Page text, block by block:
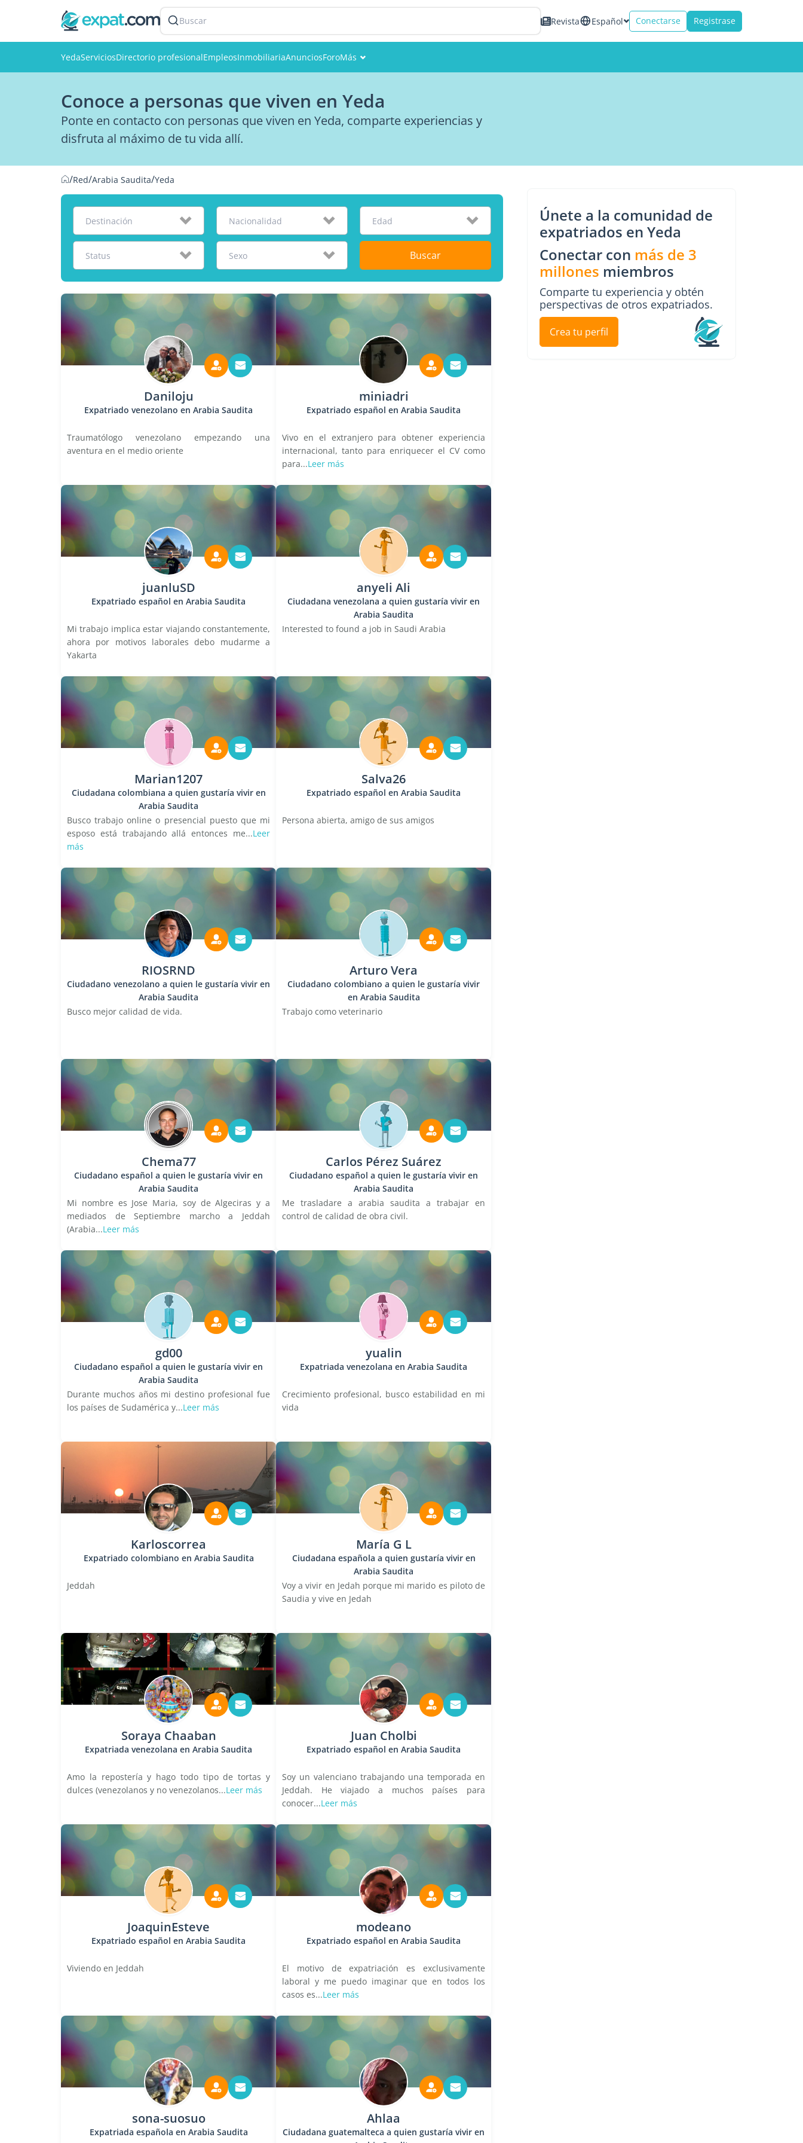
Buscar Revista Español Conectarse Registrase
YedaServiciosDirectorio profesionalEmpleosInmobiliariaAnunciosForoMás
Miembros
Conoce a personas que viven en Yeda
Ponte en contacto con personas que viven en Yeda, comparte experiencias y
disfruta al máximo de tu vida allí.
/Red/Arabia Saudita/Yeda
Destinación Nacionalidad Edad
Status Sexo Buscar
Daniloju
Expatriado venezolano en Arabia Saudita
Traumatólogo venezolano empezando una
aventura en el medio oriente
miniadri
Expatriado español en Arabia Saudita
Vivo en el extranjero para obtener experiencia
internacional, tanto para enriquecer el CV como
para...Leer más
juanluSD
Expatriado español en Arabia Saudita
Mi trabajo implica estar viajando constantemente,
ahora por motivos laborales debo mudarme a
Yakarta
anyeli Ali
Ciudadana venezolana a quien gustaría vivir en
Arabia Saudita
Interested to found a job in Saudi Arabia
Marian1207
Ciudadana colombiana a quien gustaría vivir en
Arabia Saudita
Busco trabajo online o presencial puesto que mi
esposo está trabajando allá entonces me...Leer
más
Salva26
Expatriado español en Arabia Saudita
Persona abierta, amigo de sus amigos
RIOSRND
Ciudadano venezolano a quien le gustaría vivir en
Arabia Saudita
Busco mejor calidad de vida.
Arturo Vera
Ciudadano colombiano a quien le gustaría vivir
en Arabia Saudita
Trabajo como veterinario
Chema77
Ciudadano español a quien le gustaría vivir en
Arabia Saudita
Mi nombre es Jose Maria, soy de Algeciras y a
mediados de Septiembre marcho a Jeddah
(Arabia...Leer más
Carlos Pérez Suárez
Ciudadano español a quien le gustaría vivir en
Arabia Saudita
Me trasladare a arabia saudita a trabajar en
control de calidad de obra civil.
gd00
Ciudadano español a quien le gustaría vivir en
Arabia Saudita
Durante muchos años mi destino profesional fue
los países de Sudamérica y...Leer más
yualin
Expatriada venezolana en Arabia Saudita
Crecimiento profesional, busco estabilidad en mi
vida
Karloscorrea
Expatriado colombiano en Arabia Saudita
Jeddah
María G L
Ciudadana española a quien gustaría vivir en
Arabia Saudita
Voy a vivir en Jedah porque mi marido es piloto de
Saudia y vive en Jedah
Soraya Chaaban
Expatriada venezolana en Arabia Saudita
Amo la repostería y hago todo tipo de tortas y
dulces (venezolanos y no venezolanos...Leer más
Juan Cholbi
Expatriado español en Arabia Saudita
Soy un valenciano trabajando una temporada en
Jeddah. He viajado a muchos países para
conocer...Leer más
JoaquinEsteve
Expatriado español en Arabia Saudita
Viviendo en Jeddah
modeano
Expatriado español en Arabia Saudita
El motivo de expatriación es exclusivamente
laboral y me puedo imaginar que en todos los
casos es...Leer más
sona-suosuo
Expatriada española en Arabia Saudita
Ahlaa
Ciudadana guatemalteca a quien gustaría vivir en
Únete a la comunidad de
expatriados en Yeda
Conectar con más de 3
millones miembros
Comparte tu experiencia y obtén
perspectivas de otros expatriados.
Crea tu perfil